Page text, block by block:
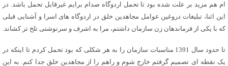
ام هم مزید بر علت شده بود تا تحمل اردوگاه صدام برایم غیرقابل تحمل باشد. در
این اثنا، تبلیغات دروغین عوامل مجاهدین خلق در اردوگاه های اسرا و آشنایی قبلی
که با یکی از فرماندهان زن سازمان داشتم، مرا به اشرف و سرنوشتی تلخ تر کشاند.
تا حدود سال 1391 مناسبات سازمان را به هر شکلی که بود تحمل کردم تا اینکه در
یک نقطه ای تصمیم گرفتم خارج شوم و راهم را از مجاهدین خلق جدا کنم. به این